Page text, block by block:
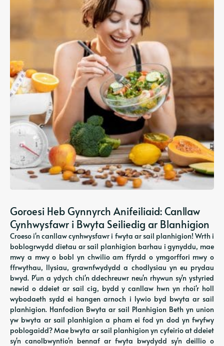
Goroesi Heb Gynnyrch Anifeiliaid: Canllaw
Cynhwysfawr i Bwyta Seiliedig ar Blanhigion
Croeso i'n canllaw cynhwysfawr i fwyta ar sail planhigion! Wrth i
boblogrwydd dietau ar sail planhigion barhau i gynyddu, mae
mwy a mwy o bobl yn chwilio am ffyrdd o ymgorffori mwy o
ffrwythau, llysiau, grawnfwydydd a chodlysiau yn eu prydau
bwyd. P'un a ydych chi'n ddechreuwr neu'n rhywun sy'n ystyried
newid o ddeiet ar sail cig, bydd y canllaw hwn yn rhoi'r holl
wybodaeth sydd ei hangen arnoch i lywio byd bwyta ar sail
planhigion. Hanfodion Bwyta ar sail Planhigion Beth yn union
yw bwyta ar sail planhigion a pham ei fod yn dod yn fwyfwy
poblogaidd? Mae bwyta ar sail planhigion yn cyfeirio at ddeiet
sy'n canolbwyntio'n bennaf ar fwyta bwydydd sy'n deillio o